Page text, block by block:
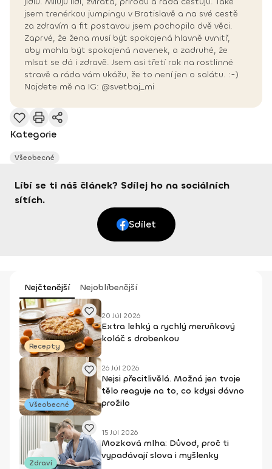
jsem trenérkou jumpingu v Bratislavě a na své cestě
za zdravím a fit postavou jsem pochopila dvě věci.
Zaprvé, že žena musí být spokojená hlavně uvnitř,
aby mohla být spokojená navenek, a zadruhé, že
mlsat se dá i zdravě. Jsem asi třetí rok na rostlinné
stravě a ráda vám ukážu, že to není jen o salátu. :-)
Najdete mě na IG: @svetbaj_mi
Kategorie
Všeobecné
Líbí se ti náš článek? Sdílej ho na sociálních
sítích.
Sdílet
Nejčtenější Nejoblíbenější
Recepty
20 Júl 2026
Extra lehký a rychlý meruňkový
koláč s drobenkou
Všeobecné
26 Júl 2026
Nejsi přecitlivělá. Možná jen tvoje
tělo reaguje na to, co kdysi dávno
prožilo
Zdraví
15 Júl 2026
Mozková mlha: Důvod, proč ti
vypadávají slova i myšlenky